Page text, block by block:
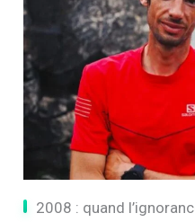
2008 : quand